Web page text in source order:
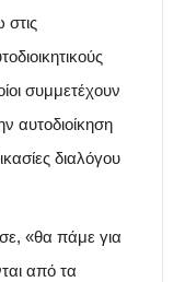
συμμετέχουν
αυτοδιοίκηση
διαλόγου
«θα πάμε για
από τα